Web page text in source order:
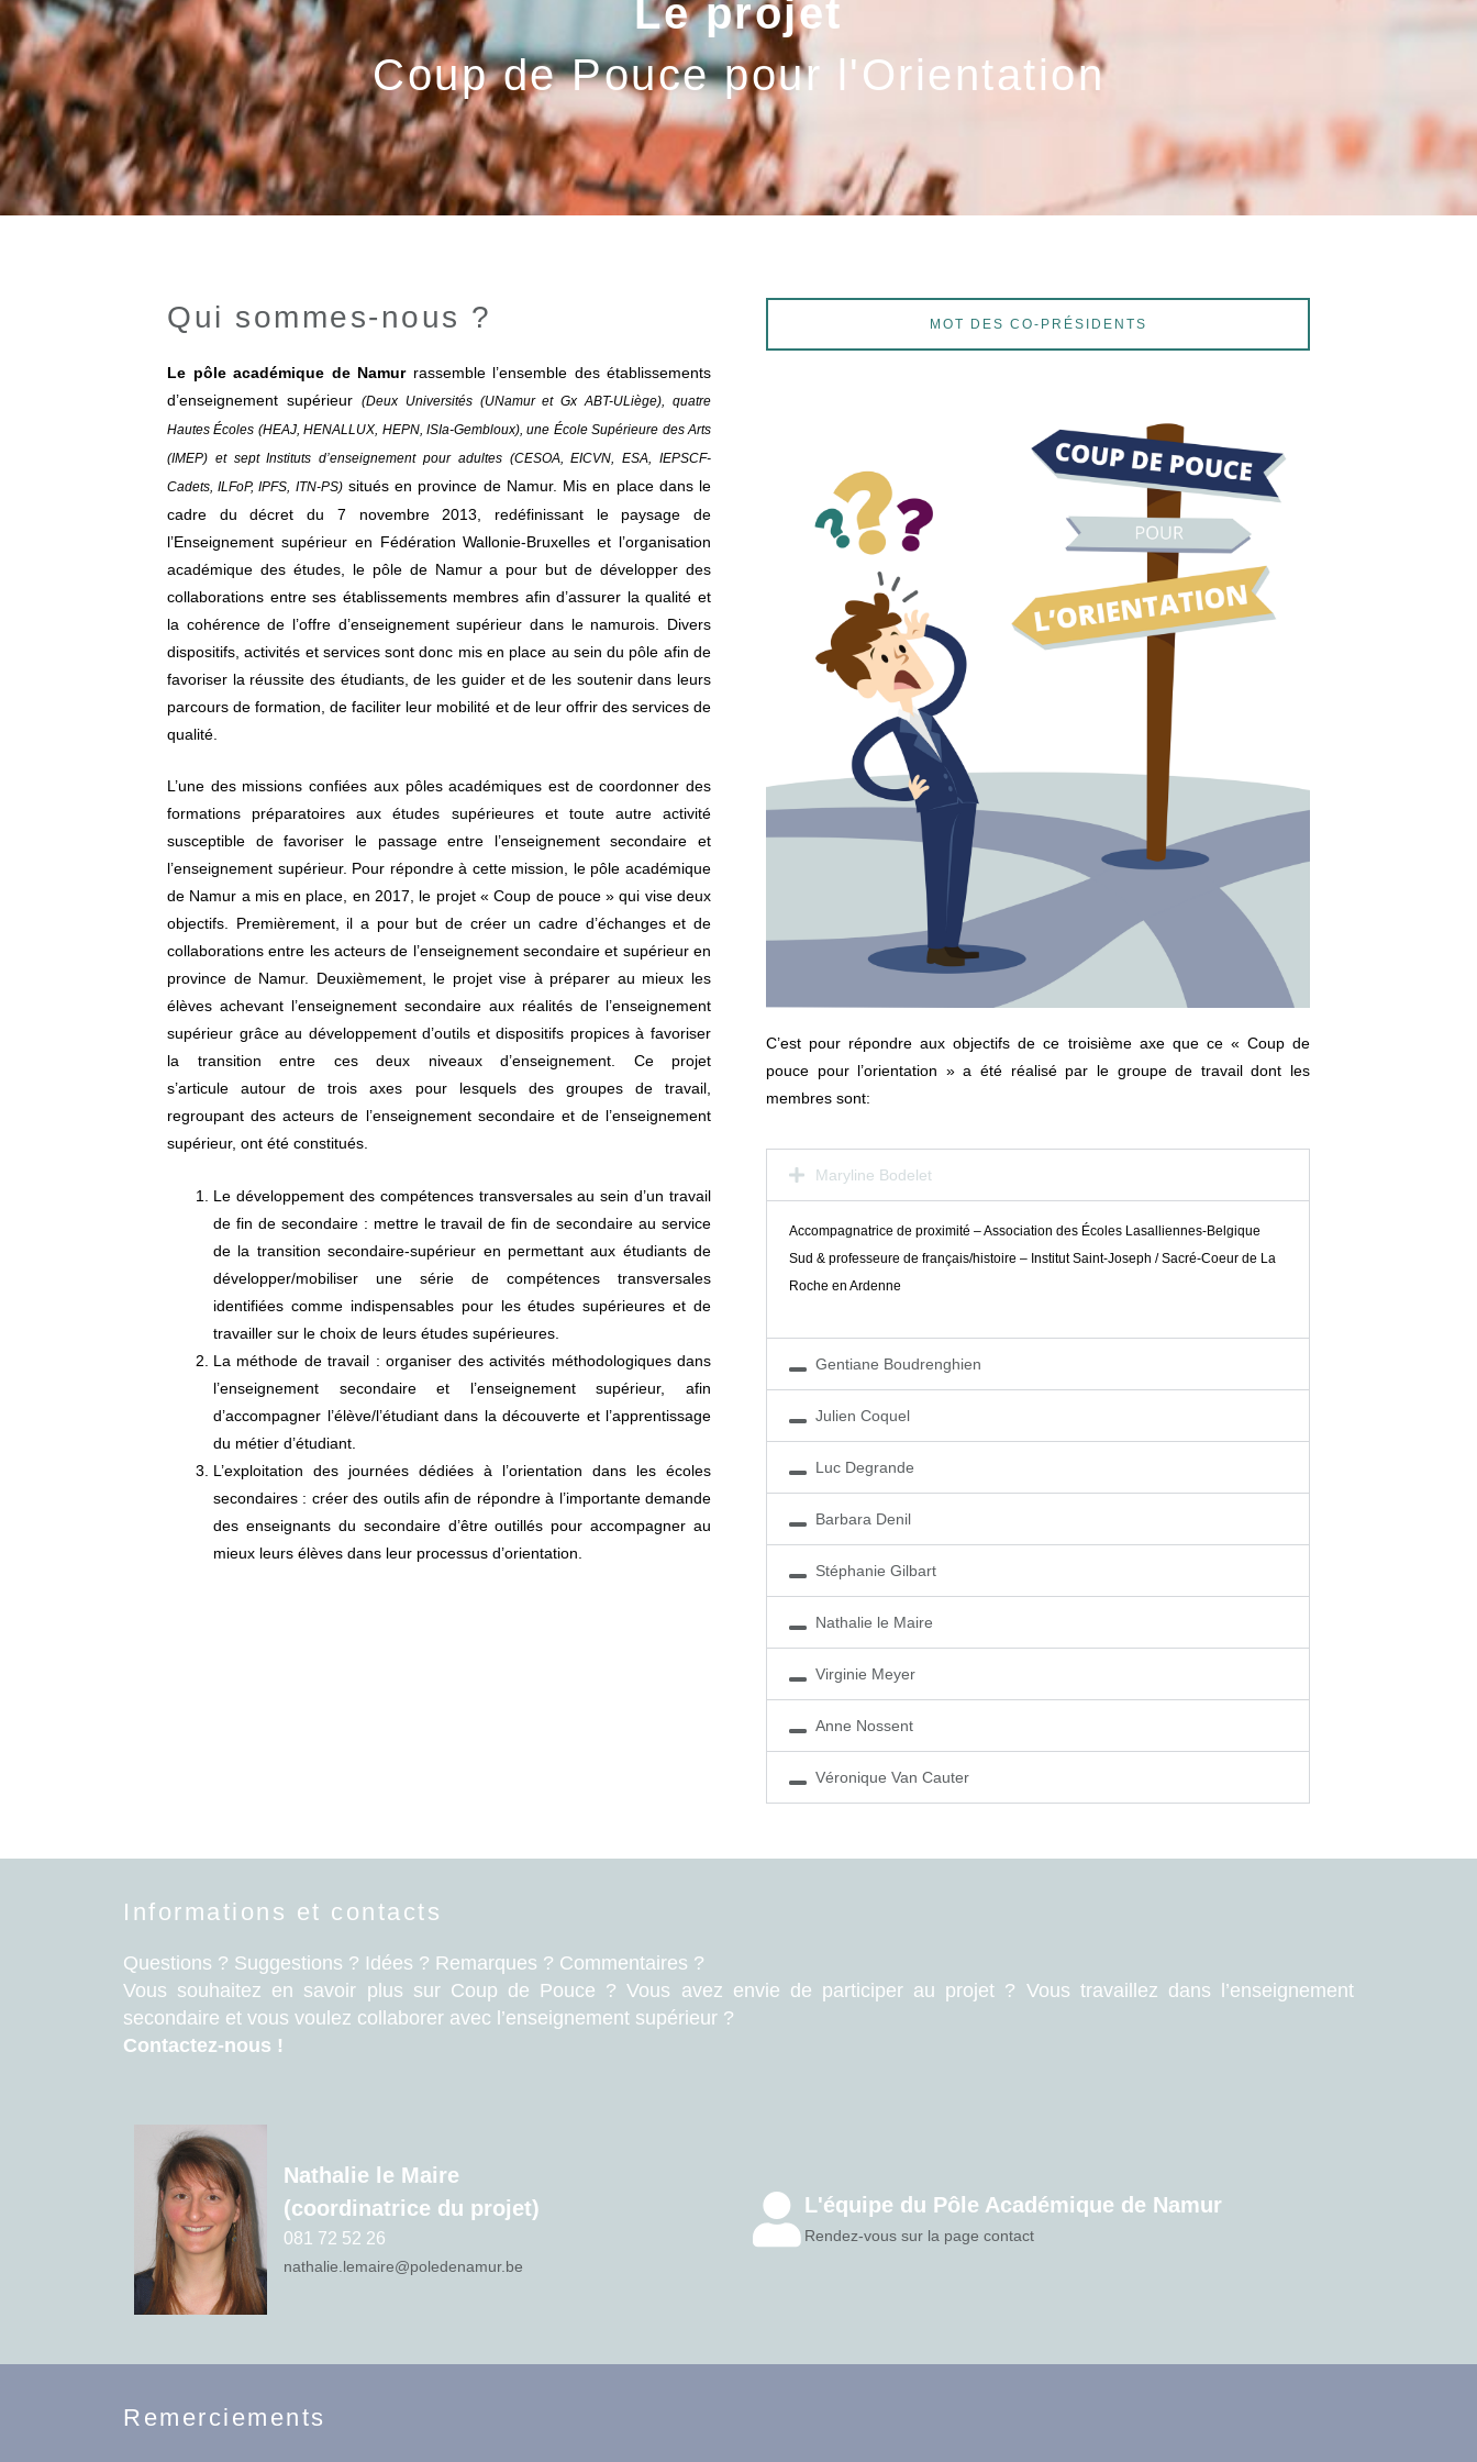
Le projet
Coup de Pouce pour l'Orientation
Qui sommes-nous ?
Le pôle académique de Namurrassemble l’ensemble des établissements
d’enseignement supérieur (Deux Universités (UNamur et Gx ABT-ULiège), quatre
Hautes Écoles (HEAJ, HENALLUX, HEPN, ISIa-Gembloux), une École Supérieure des Arts
(IMEP) et sept Instituts d’enseignement pour adultes (CESOA, EICVN, ESA, IEPSCF-
Cadets, ILFoP, IPFS, ITN-PS)situés en province de Namur. Mis en place dans le
cadre du décret du 7 novembre 2013, redéfinissant le paysage de
l’Enseignement supérieur en Fédération Wallonie-Bruxelles et l’organisation
académique des études, le pôle de Namur a pour but de développer des
collaborations entre ses établissements membres afin d’assurer la qualité et
la cohérence de l’offre d’enseignement supérieur dans le namurois. Divers
dispositifs, activités et services sont donc mis en place au sein du pôle afin de
favoriser la réussite des étudiants, de les guider et de les soutenir dans leurs
parcours de formation, de faciliter leur mobilité et de leur offrir des services de
qualité.
L’une des missions confiées aux pôles académiques est de coordonner des
formations préparatoires aux études supérieures et toute autre activité
susceptible de favoriser le passage entre l’enseignement secondaire et
l’enseignement supérieur. Pour répondre à cette mission, le pôle académique
de Namur a mis en place, en 2017, le projet « Coup de pouce » qui vise deux
objectifs. Premièrement, il a pour but de créer un cadre d’échanges et de
collaborations entre les acteurs de l’enseignement secondaire et supérieur en
province de Namur. Deuxièmement, le projet vise à préparer au mieux les
élèves achevant l’enseignement secondaire aux réalités de l’enseignement
supérieur grâce au développement d’outils et dispositifs propices à favoriser
la transition entre ces deux niveaux d’enseignement. Ce projet
s’articule autour de trois axes pour lesquels des groupes de travail,
regroupant des acteurs de l’enseignement secondaire et de l’enseignement
supérieur, ont été constitués.
Le développement des compétences transversales au sein d’un travail
de fin de secondaire : mettre le travail de fin de secondaire au service
de la transition secondaire-supérieur en permettant aux étudiants de
développer/mobiliser une série de compétences transversales
identifiées comme indispensables pour les études supérieures et de
travailler sur le choix de leurs études supérieures.
La méthode de travail : organiser des activités méthodologiques dans
l’enseignement secondaire et l’enseignement supérieur, afin
d’accompagner l’élève/l’étudiant dans la découverte et l’apprentissage
du métier d’étudiant.
L’exploitation des journées dédiées à l’orientation dans les écoles
secondaires : créer des outils afin de répondre à l’importante demande
des enseignants du secondaire d’être outillés pour accompagner au
mieux leurs élèves dans leur processus d’orientation.
MOT DES CO-PRÉSIDENTS
C’est pour répondre aux objectifs de ce troisième axe que ce « Coup de
pouce pour l’orientation » a été réalisé par le groupe de travail dont les
membres sont:
Maryline Bodelet
Accompagnatrice de proximité – Association des Écoles Lasalliennes-Belgique
Sud & professeure de français/histoire – Institut Saint-Joseph / Sacré-Coeur de La
Roche en Ardenne
Gentiane Boudrenghien
Julien Coquel
Luc Degrande
Barbara Denil
Stéphanie Gilbart
Nathalie le Maire
Virginie Meyer
Anne Nossent
Véronique Van Cauter
Informations et contacts
Questions ? Suggestions ? Idées ? Remarques ? Commentaires ?
Vous souhaitez en savoir plus sur Coup de Pouce ? Vous avez envie de participer au projet ? Vous travaillez dans l’enseignement
secondaire et vous voulez collaborer avec l’enseignement supérieur ?
Contactez-nous !
Nathalie le Maire
(coordinatrice du projet)
081 72 52 26
nathalie.lemaire@poledenamur.be
L'équipe du Pôle Académique de Namur
Rendez-vous sur la page contact
Remerciements